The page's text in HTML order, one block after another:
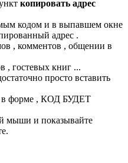
копировать адрес
кодом и в выпавшем окне
адрес .
, комментов , общении в
, гостевых книг ...
просто вставить
в форме , КОД БУДЕТ
мыши и показывайте